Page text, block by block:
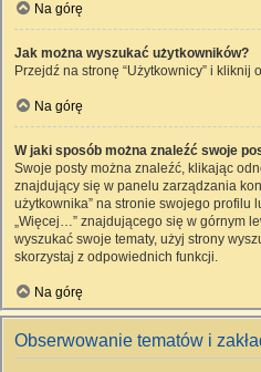
Na górę
Jak można wyszukać użytkowników?
Przejdź na stronę “Użytkownicy” i kliknij
Na górę
W jaki sposób można znaleźć swoje
Swoje posty można znaleźć, klikając
znajdujący się w panelu zarządzania
użytkownika” na stronie swojego profilu
„Więcej…” znajdującego się w górnym
wyszukać swoje tematy, użyj strony
skorzystaj z odpowiednich funkcji.
Na górę
Obserwowanie tematów i